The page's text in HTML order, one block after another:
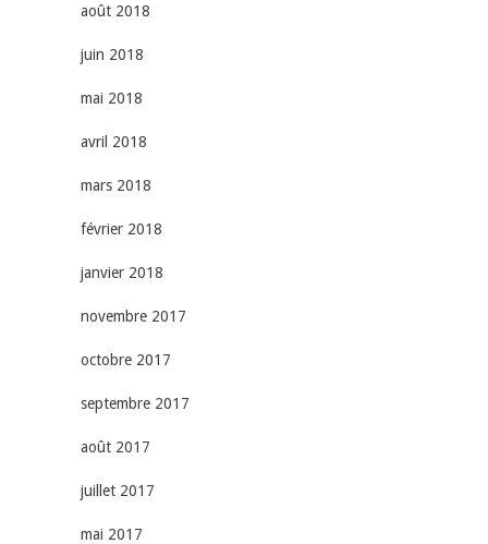
août 2018
juin 2018
mai 2018
avril 2018
mars 2018
février 2018
janvier 2018
novembre 2017
octobre 2017
septembre 2017
août 2017
juillet 2017
mai 2017